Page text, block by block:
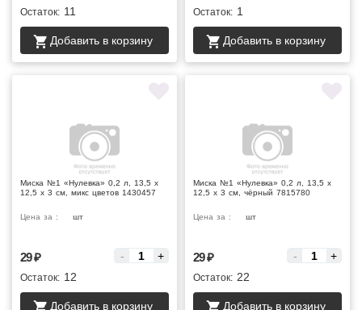
Остаток: 11
Добавить в корзину
Остаток: 1
Добавить в корзину
Миска №1 «Нулевка» 0,2 л, 13,5 х
12,5 х 3 см, микс цветов 1430457
Цена за : шт
29₽ - +
Остаток: 12
Добавить в корзину
Миска №1 «Нулевка» 0,2 л, 13,5 х
12,5 х 3 см, чёрный 7815780
Цена за : шт
29₽ - +
Остаток: 22
Добавить в корзину